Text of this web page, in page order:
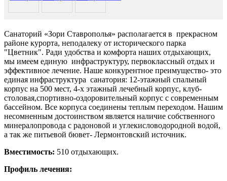
Санаторий «Зори Ставрополья» располагается в прекрасном
районе курорта, неподалеку от исторического парка
"Цветник". Ради удобства и комфорта наших отдыхающих,
мы имеем единую инфраструктуру, первоклассный отдых и
эффективное лечение. Наше конкурентное преимущество- это
единая инфраструктура санатория: 12-этажный спальный
корпус на 500 мест, 4-х этажный лечебный корпус, клуб-
столовая,спортивно-оздоровительный корпус с современным
бассейном. Все корпуса соединены теплым переходом. Нашим
несомненным достоинством является наличие собственного
минералопровода с радоновой и углекисловодородной водой,
а так же питьевой бювет- Лермонтовский источник.
Вместимость: 510 отдыхающих.
Профиль лечения: